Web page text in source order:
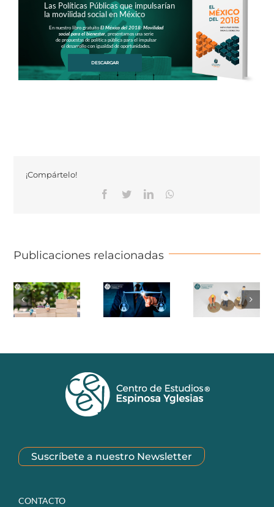
Las Políticas Públicas que impulsarían
la movilidad social en México
En nuestro libro gratuito El México del 2018: Movilidad
social para el bienestar, presentamos una serie
de propuestas de política pública para el impulsar
el desarrollo con igualdad de oportunidades.
DESCARGAR
¡Compártelo!
Facebook
TwitterLinkedinWhatsapp
Publicaciones relacionadas
Suscríbete a nuestro Newsletter
CONTACTO